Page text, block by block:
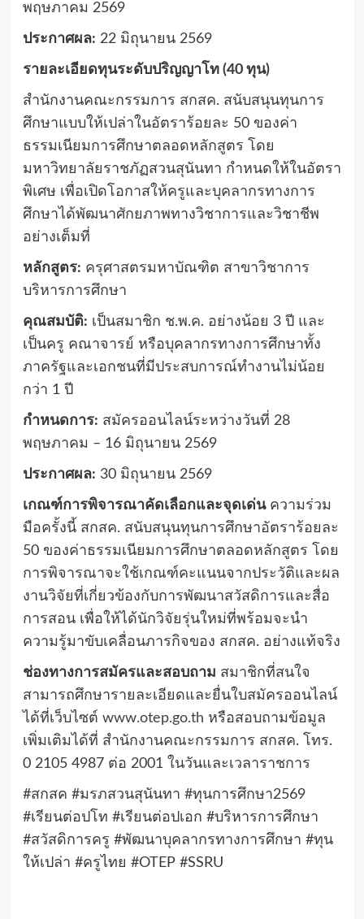
พฤษภาคม 2569
ประกาศผล: 22 มิถุนายน 2569
รายละเอียดทุนระดับปริญญาโท (40 ทุน)
สำนักงานคณะกรรมการ สกสค. สนับสนุนทุนการ
ศึกษาแบบให้เปล่าในอัตราร้อยละ 50 ของค่า
ธรรมเนียมการศึกษาตลอดหลักสูตร โดย
มหาวิทยาลัยราชภัฏสวนสุนันทา กำหนดให้ในอัตรา
พิเศษ เพื่อเปิดโอกาสให้ครูและบุคลากรทางการ
ศึกษาได้พัฒนาศักยภาพทางวิชาการและวิชาชีพ
อย่างเต็มที่
หลักสูตร: ครุศาสตรมหาบัณฑิต สาขาวิชาการ
บริหารการศึกษา
คุณสมบัติ: เป็นสมาชิก ช.พ.ค. อย่างน้อย 3 ปี และ
เป็นครู คณาจารย์ หรือบุคลากรทางการศึกษาทั้ง
ภาครัฐและเอกชนที่มีประสบการณ์ทำงานไม่น้อย
กว่า 1 ปี
กำหนดการ: สมัครออนไลน์ระหว่างวันที่ 28
พฤษภาคม – 16 มิถุนายน 2569
ประกาศผล: 30 มิถุนายน 2569
เกณฑ์การพิจารณาคัดเลือกและจุดเด่นความร่วม
มือครั้งนี้ สกสค. สนับสนุนทุนการศึกษาอัตราร้อยละ
50 ของค่าธรรมเนียมการศึกษาตลอดหลักสูตร โดย
การพิจารณาจะใช้เกณฑ์คะแนนจากประวัติและผล
งานวิจัยที่เกี่ยวข้องกับการพัฒนาสวัสดิการและสื่อ
การสอน เพื่อให้ได้นักวิจัยรุ่นใหม่ที่พร้อมจะนำ
ความรู้มาขับเคลื่อนภารกิจของ สกสค. อย่างแท้จริง
ช่องทางการสมัครและสอบถาม สมาชิกที่สนใจ
สามารถศึกษารายละเอียดและยื่นใบสมัครออนไลน์
ได้ที่เว็บไซต์ www.otep.go.th หรือสอบถามข้อมูล
เพิ่มเติมได้ที่ สำนักงานคณะกรรมการ สกสค. โทร.
0 2105 4987 ต่อ 2001 ในวันและเวลาราชการ
#สกสค #มรภสวนสุนันทา #ทุนการศึกษา2569
#เรียนต่อปโท #เรียนต่อปเอก #บริหารการศึกษา
#สวัสดิการครู #พัฒนาบุคลากรทางการศึกษา #ทุน
ให้เปล่า #ครูไทย #OTEP #SSRU